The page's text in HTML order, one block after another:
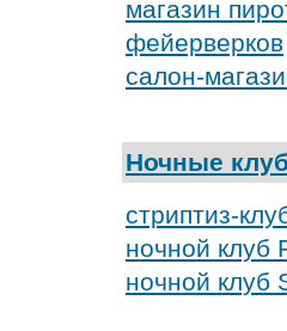
магазин
фейерверков
салон-
Ночные
стриптиз-
ночной клуб
ночной клуб